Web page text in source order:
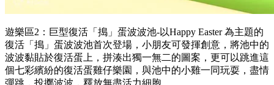
遊樂區2：巨型復活「搗」蛋波波池-以Happy Easter 為主題的
復活「搗」蛋波波池首次登場，小朋友可發揮創意，將池中的
波波黏貼於復活蛋上，拼湊出獨一無二的圖案，更可以跳進這
個七彩繽紛的復活蛋雞仔樂園，與池中的小雞一同玩耍，盡情
彈跳，投擲波波，釋放無盡活力細胞